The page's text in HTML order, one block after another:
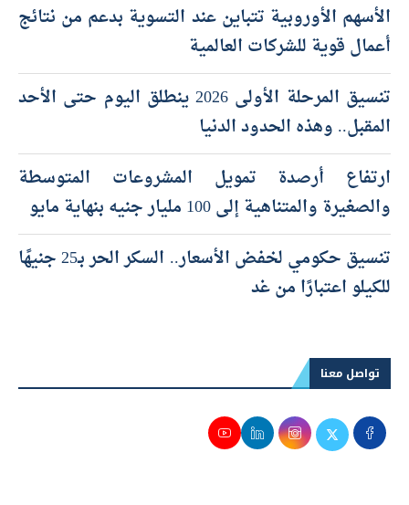
الأسهم الأوروبية تتباين عند التسوية بدعم من نتائج
أعمال قوية للشركات العالمية
تنسيق المرحلة الأولى 2026 ينطلق اليوم حتى الأحد
المقبل.. وهذه الحدود الدنيا
ارتفاع أرصدة تمويل المشروعات المتوسطة
والصغيرة والمتناهية إلى 100 مليار جنيه بنهاية مايو
تنسيق حكومي لخفض الأسعار.. السكر الحر بـ25 جنيهًا
للكيلو اعتبارًا من غد
تواصل معنا